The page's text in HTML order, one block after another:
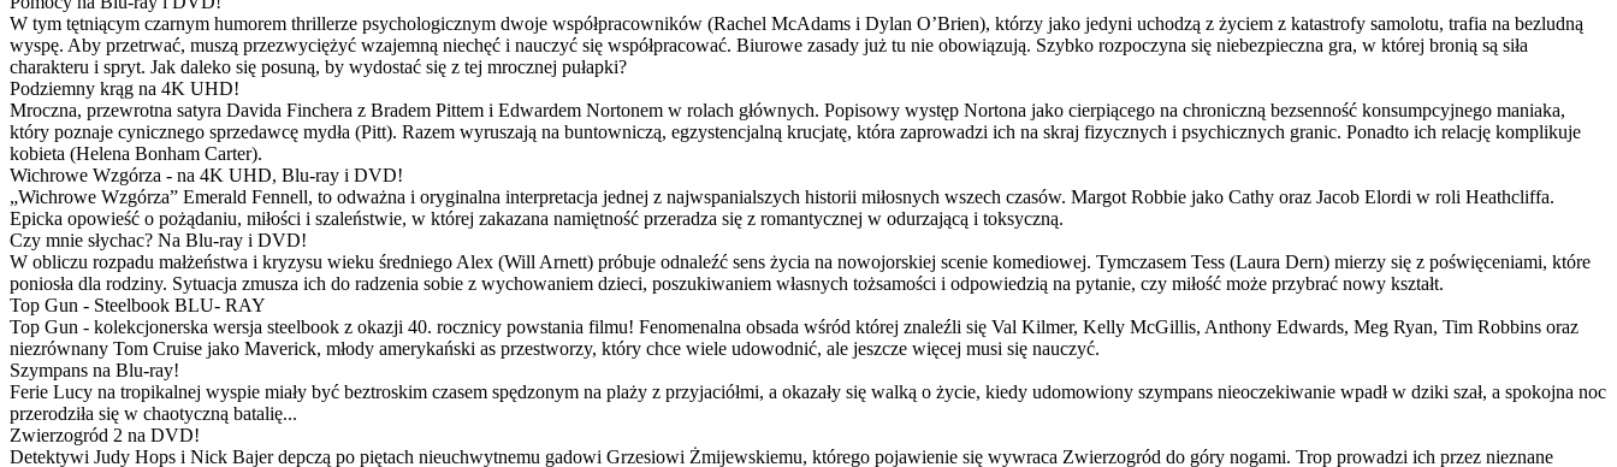
W tym tętniącym czarnym humorem thrillerze psychologicznym dwoje współpracowników (Rachel McAdams i Dylan O’Brien), którzy jako jedyni uchodzą z życiem z katastrofy samolotu, trafia na bezludną
wyspę. Aby przetrwać, muszą przezwyciężyć wzajemną niechęć i nauczyć się współpracować. Biurowe zasady już tu nie obowiązują. Szybko rozpoczyna się niebezpieczna gra, w której bronią są siła
charakteru i spryt. Jak daleko się posuną, by wydostać się z tej mrocznej pułapki?
Podziemny krąg na 4K UHD!
Mroczna, przewrotna satyra Davida Finchera z Bradem Pittem i Edwardem Nortonem w rolach głównych. Popisowy występ Nortona jako cierpiącego na chroniczną bezsenność konsumpcyjnego maniaka,
który poznaje cynicznego sprzedawcę mydła (Pitt). Razem wyruszają na buntowniczą, egzystencjalną krucjatę, która zaprowadzi ich na skraj fizycznych i psychicznych granic. Ponadto ich relację komplikuje
kobieta (Helena Bonham Carter).
Wichrowe Wzgórza - na 4K UHD, Blu-ray i DVD!
„Wichrowe Wzgórza” Emerald Fennell, to odważna i oryginalna interpretacja jednej z najwspanialszych historii miłosnych wszech czasów. Margot Robbie jako Cathy oraz Jacob Elordi w roli Heathcliffa.
Epicka opowieść o pożądaniu, miłości i szaleństwie, w której zakazana namiętność przeradza się z romantycznej w odurzającą i toksyczną.
Czy mnie słychac? Na Blu-ray i DVD!
W obliczu rozpadu małżeństwa i kryzysu wieku średniego Alex (Will Arnett) próbuje odnaleźć sens życia na nowojorskiej scenie komediowej. Tymczasem Tess (Laura Dern) mierzy się z poświęceniami, które
poniosła dla rodziny. Sytuacja zmusza ich do radzenia sobie z wychowaniem dzieci, poszukiwaniem własnych tożsamości i odpowiedzią na pytanie, czy miłość może przybrać nowy kształt.
Top Gun - Steelbook BLU- RAY
Top Gun - kolekcjonerska wersja steelbook z okazji 40. rocznicy powstania filmu! Fenomenalna obsada wśród której znaleźli się Val Kilmer, Kelly McGillis, Anthony Edwards, Meg Ryan, Tim Robbins oraz
niezrównany Tom Cruise jako Maverick, młody amerykański as przestworzy, który chce wiele udowodnić, ale jeszcze więcej musi się nauczyć.
Szympans na Blu-ray!
Ferie Lucy na tropikalnej wyspie miały być beztroskim czasem spędzonym na plaży z przyjaciółmi, a okazały się walką o życie, kiedy udomowiony szympans nieoczekiwanie wpadł w dziki szał, a spokojna noc
przerodziła się w chaotyczną batalię...
Zwierzogród 2 na DVD!
Detektywi Judy Hops i Nick Bajer depczą po piętach nieuchwytnemu gadowi Grzesiowi Żmijewskiemu, którego pojawienie się wywraca Zwierzogród do góry nogami. Trop prowadzi ich przez nieznane